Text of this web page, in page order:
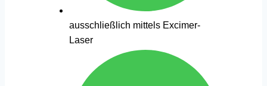
ausschließlich mittels Excimer-
Laser